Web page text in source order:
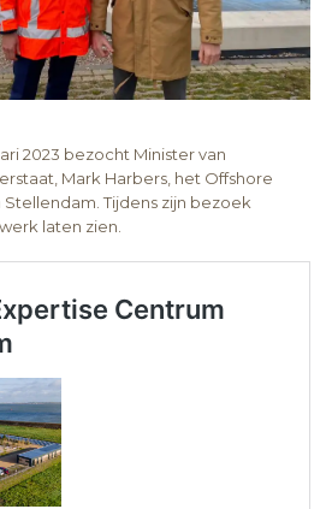
2023 bezocht Minister van
Mark Harbers, het Offshore
Tijdens zijn bezoek
laten zien.